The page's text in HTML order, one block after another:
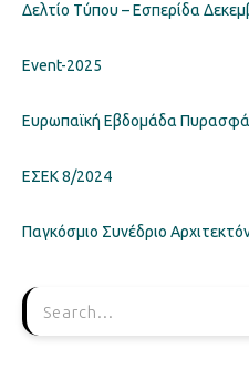
Δελτίο Τύπου – Εσπερίδα
Event-2025
Ευρωπαϊκή Εβδομάδα
ΕΣΕΚ 8/2024
Παγκόσμιο Συνέδριο